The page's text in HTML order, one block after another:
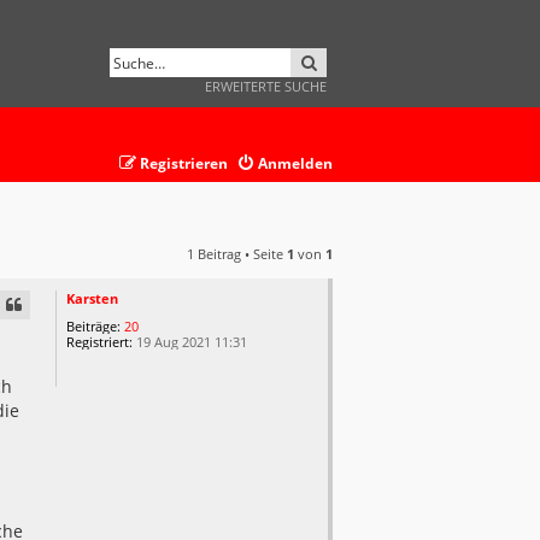
ERWEITERTE SUCHE
Anmelden
Registrieren
1 Beitrag • Seite 1 von 1
Karsten
Beiträge: 20
Registriert: 19 Aug 2021 11:31